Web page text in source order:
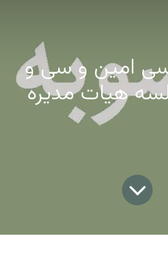
امین و سی و
هیات مدیره